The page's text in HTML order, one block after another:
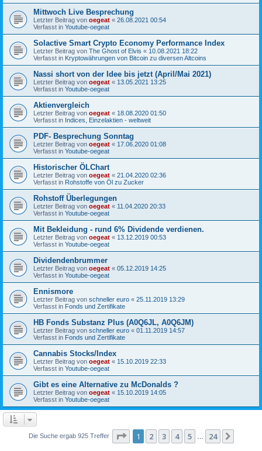
Mittwoch Live Besprechung
Letzter Beitrag von oegeat « 26.08.2021 00:54
Verfasst in Youtube-oegeat
Solactive Smart Crypto Economy Performance Index
Letzter Beitrag von The Ghost of Elvis « 10.08.2021 18:22
Verfasst in Kryptowährungen von Bitcoin zu diversen Altcoins
Nassi short von der Idee bis jetzt (April/Mai 2021)
Letzter Beitrag von oegeat « 13.05.2021 13:25
Verfasst in Youtube-oegeat
Aktienvergleich
Letzter Beitrag von oegeat « 18.08.2020 01:50
Verfasst in Indices, Einzelaktien - weltweit
PDF- Besprechung Sonntag
Letzter Beitrag von oegeat « 17.06.2020 01:08
Verfasst in Youtube-oegeat
Historischer ÖLChart
Letzter Beitrag von oegeat « 21.04.2020 02:36
Verfasst in Rohstoffe von Öl zu Zucker
Rohstoff Überlegungen
Letzter Beitrag von oegeat « 11.04.2020 20:33
Verfasst in Youtube-oegeat
Mit Bekleidung - rund 6% Dividende verdienen.
Letzter Beitrag von oegeat « 13.12.2019 00:53
Verfasst in Youtube-oegeat
Dividendenbrummer
Letzter Beitrag von oegeat « 05.12.2019 14:25
Verfasst in Youtube-oegeat
Ennismore
Letzter Beitrag von schneller euro « 25.11.2019 13:29
Verfasst in Fonds und Zertifikate
HB Fonds Substanz Plus (A0Q6JL, A0Q6JM)
Letzter Beitrag von schneller euro « 01.11.2019 14:57
Verfasst in Fonds und Zertifikate
Cannabis Stocks/Index
Letzter Beitrag von oegeat « 15.10.2019 22:33
Verfasst in Youtube-oegeat
Gibt es eine Alternative zu McDonalds ?
Letzter Beitrag von oegeat « 15.10.2019 14:05
Verfasst in Youtube-oegeat
Die Suche ergab 925 Treffer Seite 1von 24
1 2 3 4 5 24